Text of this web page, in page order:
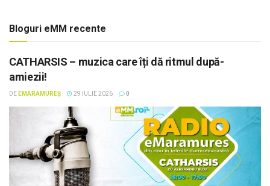
Bloguri eMM recente
CATHARSIS – muzica care îți dă ritmul după-
amiezii!
DE EMARAMUREȘ 29 IULIE 2026 0